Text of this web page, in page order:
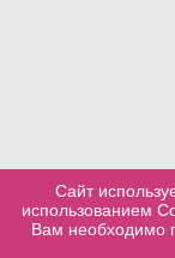
Сайт
использованием
Вам необходимо